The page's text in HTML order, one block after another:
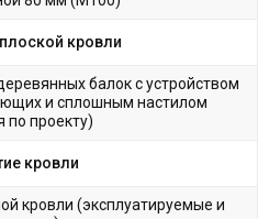
кровли
балок с устройством
и сплошным настилом
по проекту)
кровли
кровли (эксплуатируемые и